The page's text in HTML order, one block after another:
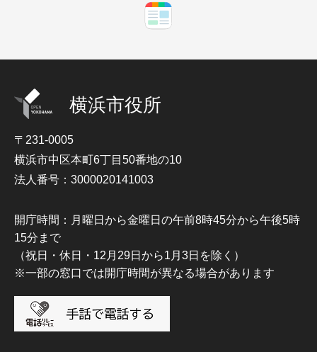
横浜市役所
〒231-0005
横浜市中区本町6丁目50番地の10
法人番号：3000020141003
開庁時間：月曜日から金曜日の午前8時45分から午後5時
15分まで
（祝日・休日・12月29日から1月3日を除く）
※一部の窓口では開庁時間が異なる場合があります